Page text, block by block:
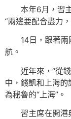
本年6月，習
“兩邊要配合盡力
14日，跟著
航。
近年來，“從
中，錢凱和上海
為秘魯的“上海”。
習主席在開